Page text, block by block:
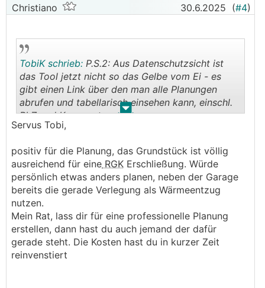
Christiano 30.6.2025 (#4)
. .
TobiK schrieb: P.S.2: Aus Datenschutzsicht ist
das Tool jetzt nicht so das Gelbe vom Ei - es
gibt einen Link über den man alle Planungen
abrufen und tabellarisch einsehen kann, einschl.
PLZ und Kommentaren...
Tobi
Servus Tobi,
positiv für die Planung, das Grundstück ist völlig
ausreichend für eine RGK Erschließung. Würde
persönlich etwas anders planen, neben der Garage
bereits die gerade Verlegung als Wärmeentzug
nutzen.
Mein Rat, lass dir für eine professionelle Planung
erstellen, dann hast du auch jemand der dafür
gerade steht. Die Kosten hast du in kurzer Zeit
reinvenstiert